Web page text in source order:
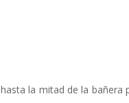
la mitad de la bañera